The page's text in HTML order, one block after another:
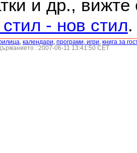
и др.,
- нов стил.
календари програми, игри книга за
: 2007-06-11 13:41:50 CET